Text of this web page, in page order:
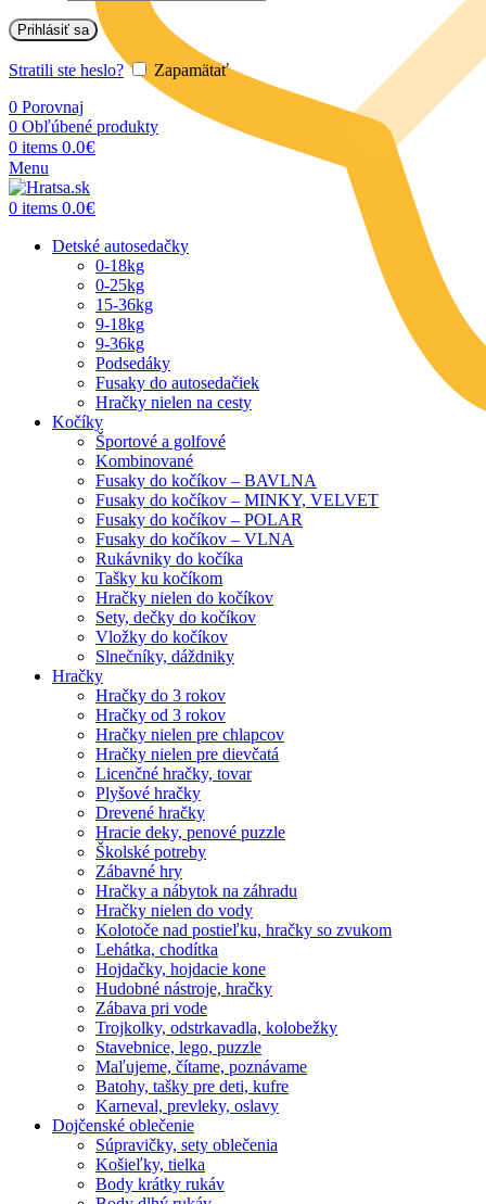
Prihlásiť sa
Stratili ste heslo?
Zapamätať
0 Porovnaj
0 Obľúbené produkty
0 items 0.0€
Menu
0 items 0.0€
Detské autosedačky
0-18kg
0-25kg
15-36kg
9-18kg
9-36kg
Podsedáky
Fusaky do autosedačiek
Hračky nielen na cesty
Kočíky
Športové a golfové
Kombinované
Fusaky do kočíkov – BAVLNA
Fusaky do kočíkov – MINKY, VELVET
Fusaky do kočíkov – POLAR
Fusaky do kočíkov – VLNA
Rukávniky do kočíka
Tašky ku kočíkom
Hračky nielen do kočíkov
Sety, dečky do kočíkov
Vložky do kočíkov
Slnečníky, dáždniky
Hračky
Hračky do 3 rokov
Hračky od 3 rokov
Hračky nielen pre chlapcov
Hračky nielen pre dievčatá
Licenčné hračky, tovar
Plyšové hračky
Drevené hračky
Hracie deky, penové puzzle
Školské potreby
Zábavné hry
Hračky a nábytok na záhradu
Hračky nielen do vody
Kolotoče nad postieľku, hračky so zvukom
Lehátka, chodítka
Hojdačky, hojdacie kone
Hudobné nástroje, hračky
Zábava pri vode
Trojkolky, odstrkavadla, kolobežky
Stavebnice, lego, puzzle
Maľujeme, čítame, poznávame
Batohy, tašky pre deti, kufre
Karneval, prevleky, oslavy
Dojčenské oblečenie
Súpravičky, sety oblečenia
Košieľky, tielka
Body krátky rukáv